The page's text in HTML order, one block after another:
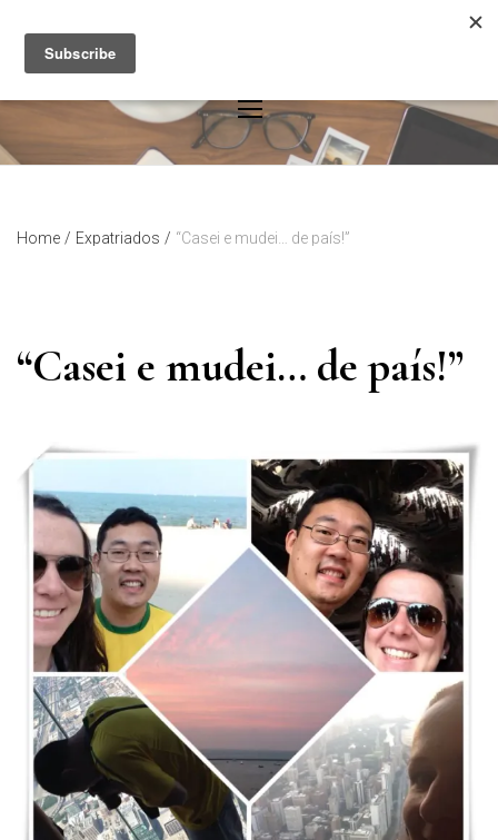
content
Home / Expatriados / “Casei e mudei… de país!”
“Casei e mudei… de país!”